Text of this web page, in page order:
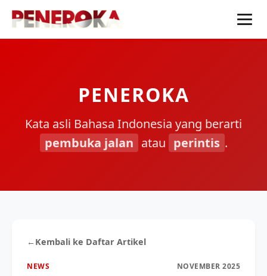
PENEROKA
Kata asli Bahasa Indonesia yang berarti
pembuka jalan atau perintis .
← Kembali ke Daftar Artikel
NEWS NOVEMBER 2025